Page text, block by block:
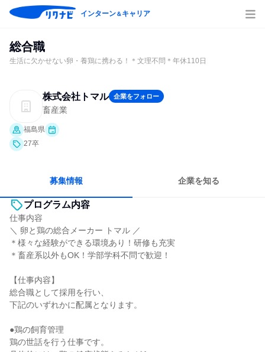
インターン＆キャリア
総合職
生活に欠かせない卵・養鶏に携わる！＊文理不問＊年休110日
株式会社トマル 企業をフォロー
畜産業
福島県
27卒
募集情報 企業を知る
プログラム内容
仕事内容
＼ 卵と鶏の総合メーカー トマル ／
＊様々な経験ができる環境あり！研修も充実
＊畜産系以外もOK！学部学科不問で歓迎！
【仕事内容】
総合職として採用を行い、
下記のいずれかに配属となります。
●鶏の飼育管理
鶏の世話を行う仕事です。